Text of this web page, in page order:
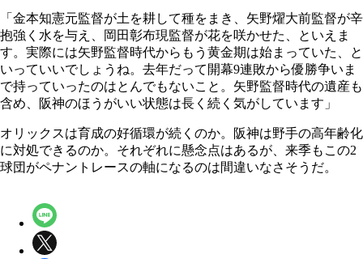
「金本知憲元監督が土を耕して種をまき、矢野燿大前監督が辛
抱強く水を与え、岡田彰布現監督が花を咲かせた、といえま
す。実際には矢野監督時代からもう黄金期は始まっていた、と
いっていいでしょうね。去年だって開幕9連敗から優勝争いま
で持っていったのはとんでもないこと。矢野監督時代の遺産も
含め、阪神のほうがいい状態は長く続く気がしています」
オリックスは育成の好循環が続くのか。阪神は野手の高年齢化
に対処できるのか。それぞれに懸念点はあるが、来季もこの2
球団がペナントレースの軸になるのは間違いなさそうだ。